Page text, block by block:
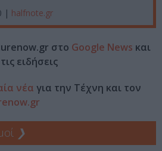
| halfnote.gr
στο Google News και
ειδήσεις
νέα για την Τέχνη και τον
❯